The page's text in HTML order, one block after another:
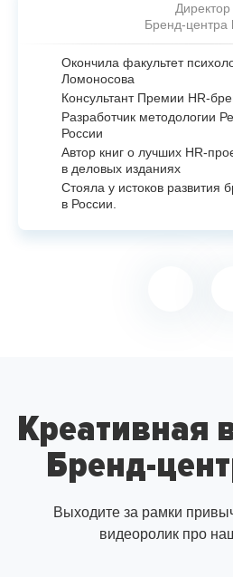
Директор
Бренд-центра
Окончила факультет
Ломоносова
Консультант Премии HR-
Разработчик методологии
России
Автор книг о лучших HR-
в деловых изданиях
Стояла у истоков развития
в России.
Креативная
Бренд-
Выходите за рамки
видеоролик про